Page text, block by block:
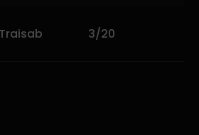
3/20